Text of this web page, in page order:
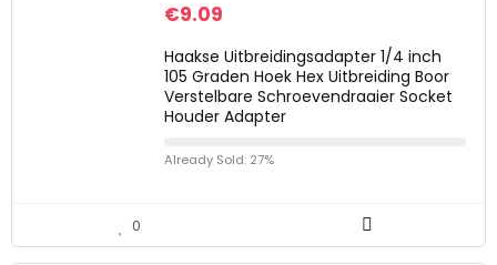
€9.09
Haakse Uitbreidingsadapter 1/4 inch
105 Graden Hoek Hex Uitbreiding Boor
Verstelbare Schroevendraaier Socket
Houder Adapter
Already Sold: 27%
0